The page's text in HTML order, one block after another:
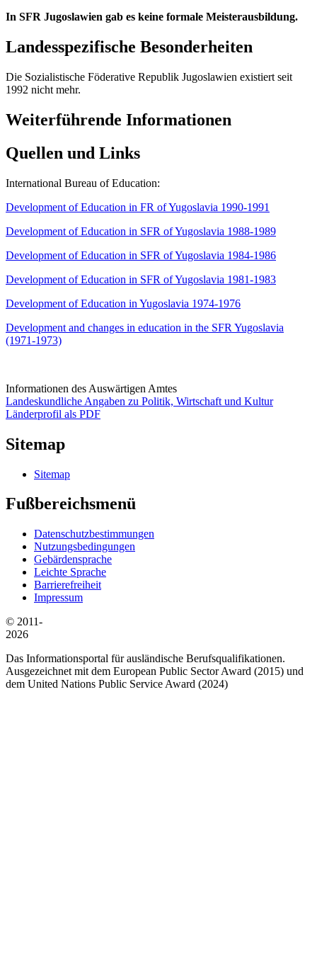
In SFR Jugoslawien gab es keine formale Meisterausbildung.
Landesspezifische Besonderheiten
Die Sozialistische Föderative Republik Jugoslawien existiert seit
1992 nicht mehr.
Weiterführende Informationen
Quellen und Links
International Bureau of Education:
Development of Education in FR of Yugoslavia 1990-1991
Development of Education in SFR of Yugoslavia 1988-1989
Development of Education in SFR of Yugoslavia 1984-1986
Development of Education in SFR of Yugoslavia 1981-1983
Development of Education in Yugoslavia 1974-1976
Development and changes in education in the SFR Yugoslavia
(1971-1973)
Informationen des Auswärtigen Amtes
Landeskundliche Angaben zu Politik, Wirtschaft und Kultur
Länderprofil als PDF
Sitemap
Sitemap
Fußbereichsmenü
Datenschutzbestimmungen
Nutzungsbedingungen
Gebärdensprache
Leichte Sprache
Barrierefreiheit
Impressum
© 2011-
2026
Das Informationsportal für ausländische Berufsqualifikationen.
Ausgezeichnet mit dem European Public Sector Award (2015) und
dem United Nations Public Service Award (2024)